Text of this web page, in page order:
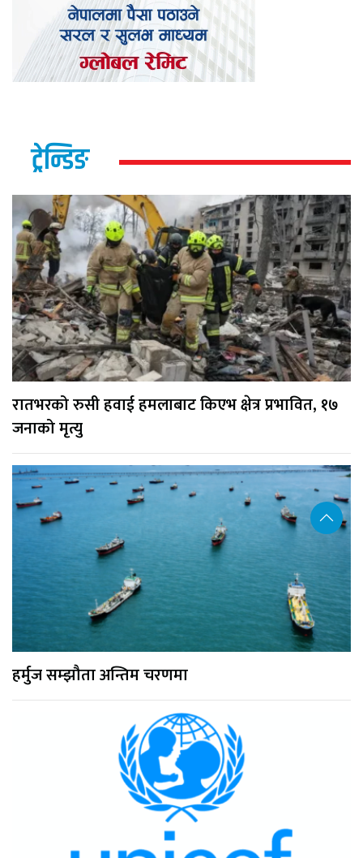
ट्रेन्डिङ
रातभरको रुसी हवाई हमलाबाट किएभ क्षेत्र प्रभावित, १७
जनाको मृत्यु
हर्मुज सम्झौता अन्तिम चरणमा